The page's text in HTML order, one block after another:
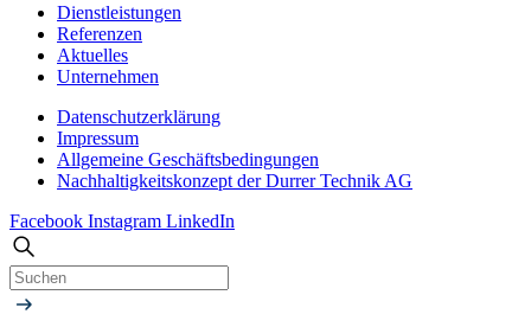
Dienstleistungen
Referenzen
Aktuelles
Unternehmen
Datenschutzerklärung
Impressum
Allgemeine Geschäfts­bedingungen
Nachhaltigkeitskonzept der Durrer Technik AG
Facebook Instagram LinkedIn